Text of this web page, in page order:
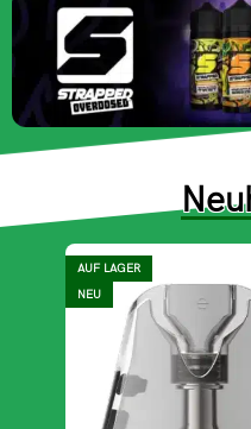
AUF LAGER
NEU